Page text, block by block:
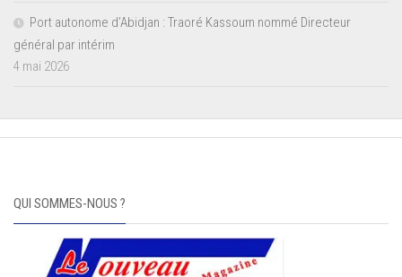
Port autonome d’Abidjan : Traoré Kassoum nommé Directeur
général par intérim
4 mai 2026
QUI SOMMES-NOUS ?